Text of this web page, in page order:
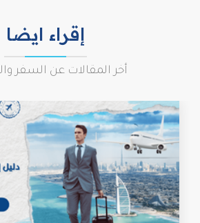
إقراء ايضا
أخر المقالات عن السفر